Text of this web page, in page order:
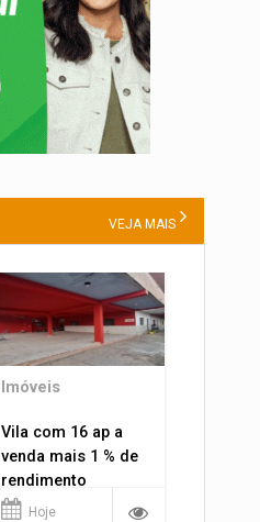
VEJA MAIS
Imóveis
Vila com 16 ap a
venda mais 1 % de
rendimento
Hoje